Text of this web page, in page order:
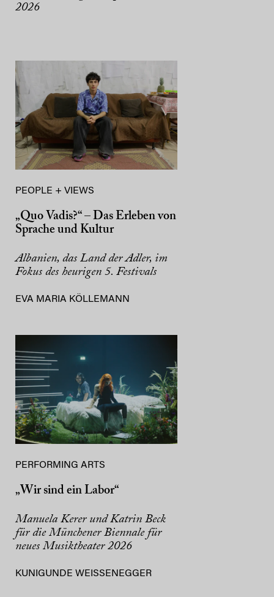
2026
PEOPLE + VIEWS
„Quo Vadis?“ – Das Erleben von
Sprache und Kultur
Albanien, das Land der Adler, im
Fokus des heurigen 5. Festivals
EVA MARIA KÖLLEMANN
PERFORMING ARTS
„Wir sind ein Labor“
Manuela Kerer und Katrin Beck
für die Münchener Biennale für
neues Musiktheater 2026
KUNIGUNDE WEISSENEGGER